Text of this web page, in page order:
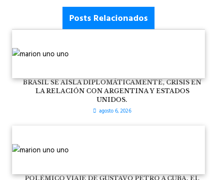
Posts Relacionados
BRASIL SE AISLA DIPLOMÁTICAMENTE, CRISIS EN
LA RELACIÓN CON ARGENTINA Y ESTADOS
UNIDOS.
agosto 6, 2026
POLÉMICO VIAJE DE GUSTAVO PETRO A CUBA. EL